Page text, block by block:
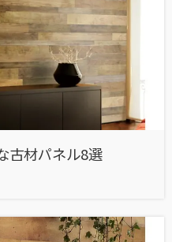
古材パネル8選